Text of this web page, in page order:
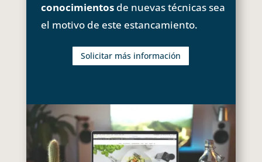
conocimientosde nuevas técnicas sea
el motivo de este estancamiento.
Solicitar más información